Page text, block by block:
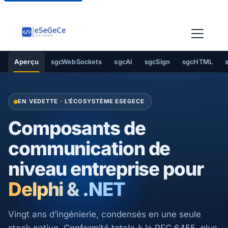
Aperçu sgcWebSockets sgcAI sgcSign sgcHTML
EN VEDETTE · L’ÉCOSYSTÈME ESEGECE
Composants de
communication de
niveau entreprise pour
Delphi & .NET
Vingt ans d’ingénierie, condensés en une seule